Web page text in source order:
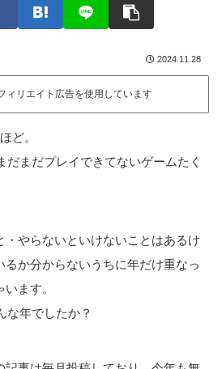
2024.11.28
ィリエイト広告を使用しています
ど。
だまだプレイできてないゲームたく
・やらないといけないことはあるけ
るか分からないうちに年だけ重なっ
ます。
な年でしたか？